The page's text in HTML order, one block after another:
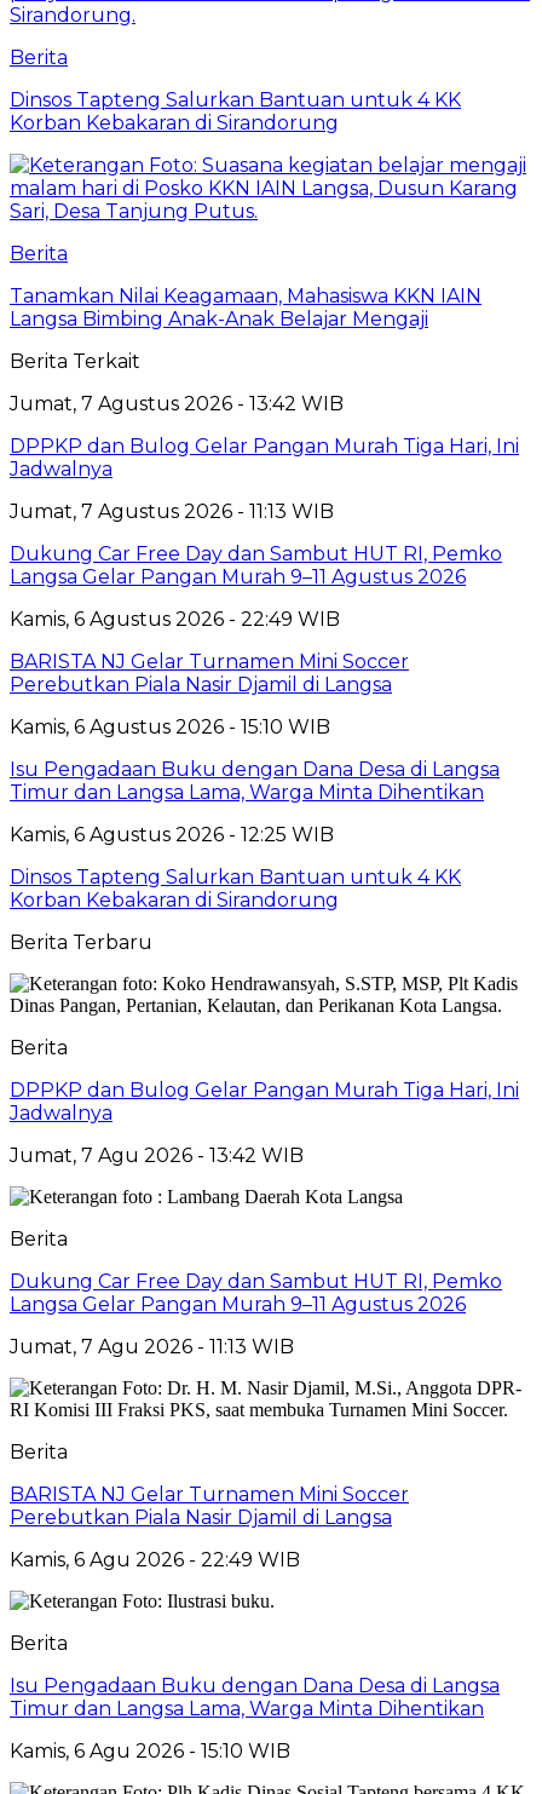
Berita
Dinsos Tapteng Salurkan Bantuan untuk 4 KK
Korban Kebakaran di Sirandorung
Berita
Tanamkan Nilai Keagamaan, Mahasiswa KKN IAIN
Langsa Bimbing Anak-Anak Belajar Mengaji
Berita Terkait
Jumat, 7 Agustus 2026 - 13:42 WIB
DPPKP dan Bulog Gelar Pangan Murah Tiga Hari, Ini
Jadwalnya
Jumat, 7 Agustus 2026 - 11:13 WIB
Dukung Car Free Day dan Sambut HUT RI, Pemko
Langsa Gelar Pangan Murah 9–11 Agustus 2026
Kamis, 6 Agustus 2026 - 22:49 WIB
BARISTA NJ Gelar Turnamen Mini Soccer
Perebutkan Piala Nasir Djamil di Langsa
Kamis, 6 Agustus 2026 - 15:10 WIB
Isu Pengadaan Buku dengan Dana Desa di Langsa
Timur dan Langsa Lama, Warga Minta Dihentikan
Kamis, 6 Agustus 2026 - 12:25 WIB
Dinsos Tapteng Salurkan Bantuan untuk 4 KK
Korban Kebakaran di Sirandorung
Berita Terbaru
Berita
DPPKP dan Bulog Gelar Pangan Murah Tiga Hari, Ini
Jadwalnya
Jumat, 7 Agu 2026 - 13:42 WIB
Berita
Dukung Car Free Day dan Sambut HUT RI, Pemko
Langsa Gelar Pangan Murah 9–11 Agustus 2026
Jumat, 7 Agu 2026 - 11:13 WIB
Berita
BARISTA NJ Gelar Turnamen Mini Soccer
Perebutkan Piala Nasir Djamil di Langsa
Kamis, 6 Agu 2026 - 22:49 WIB
Berita
Isu Pengadaan Buku dengan Dana Desa di Langsa
Timur dan Langsa Lama, Warga Minta Dihentikan
Kamis, 6 Agu 2026 - 15:10 WIB